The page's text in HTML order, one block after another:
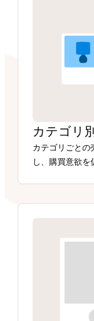
カテゴリ
カテゴリごとの
し、購買意欲を